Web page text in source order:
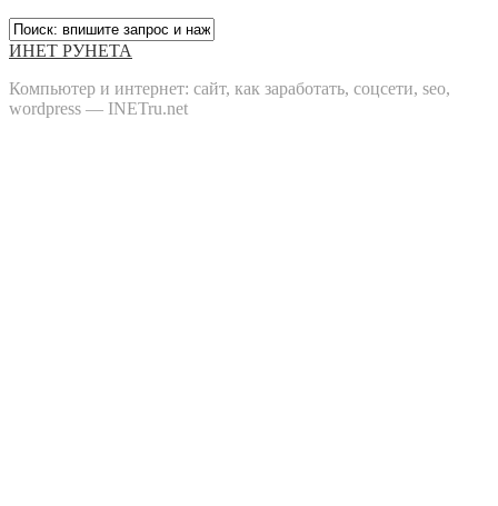
ИНЕТ РУНЕТА
Компьютер и интернет: сайт, как заработать, соцсети, seo,
wordpress — INETru.net